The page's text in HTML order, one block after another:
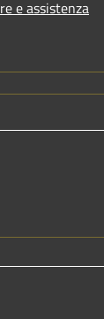
e assistenza